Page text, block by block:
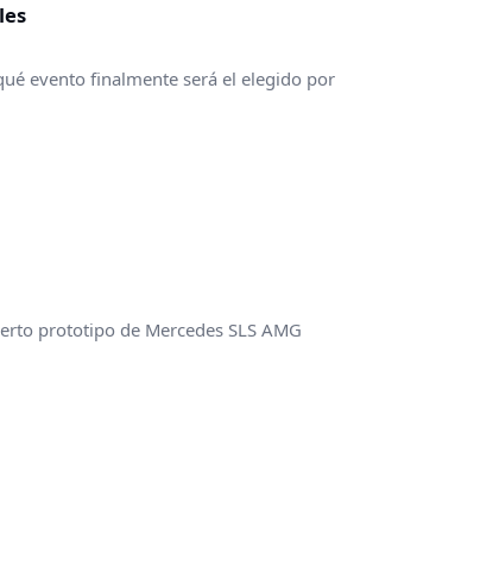
evento finalmente será el elegido por
prototipo de Mercedes SLS AMG